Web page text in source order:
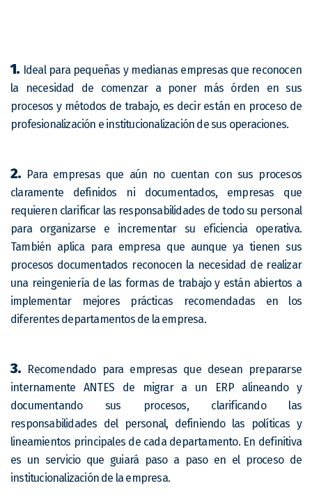
1. Ideal para pequeñas y medianas empresas que reconocen
la necesidad de comenzar a poner más órden en sus
procesos y métodos de trabajo, es decir están en proceso de
profesionalización e institucionalización de sus operaciones.
2. Para empresas que aún no cuentan con sus procesos
claramente definidos ni documentados, empresas que
requieren clarificar las responsabilidades de todo su personal
para organizarse e incrementar su eficiencia operativa.
También aplica para empresa que aunque ya tienen sus
procesos documentados reconocen la necesidad de realizar
una reingeniería de las formas de trabajo y están abiertos a
implementar mejores prácticas recomendadas en los
diferentes departamentos de la empresa.
3.
Recomendado para empresas que desean prepararse
internamente ANTES de migrar a un ERP alineando y
documentando sus procesos, clarificando las
responsabilidades del personal, definiendo las políticas y
lineamientos principales de cada departamento. En definitiva
es un servicio que guiará paso a paso en el proceso de
institucionalización de la empresa.